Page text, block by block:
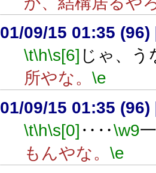
01/09/15 01:35 (96)
\t\h\s[6] じゃ、う
所やな。 \e
01/09/15 01:35 (96)
\t\h\s[0] ‥‥\w9
もんやな。 \e